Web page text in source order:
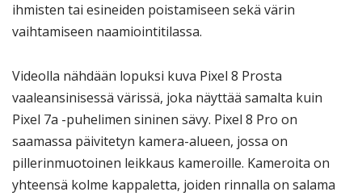
ihmisten tai esineiden poistamiseen sekä värin
vaihtamiseen naamiointitilassa.
Videolla nähdään lopuksi kuva Pixel 8 Prosta
vaaleansinisessä värissä, joka näyttää samalta kuin
Pixel 7a -puhelimen sininen sävy. Pixel 8 Pro on
saamassa päivitetyn kamera-alueen, jossa on
pillerinmuotoinen leikkaus kameroille. Kameroita on
yhteensä kolme kappaletta, joiden rinnalla on salama